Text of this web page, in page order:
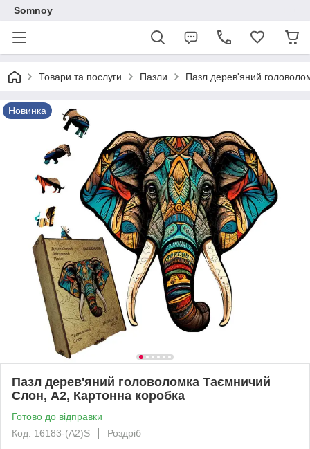
Somnoy
Товари та послуги Пазли Пазл дерев'яний
Новинка
Пазл дерев'яний головоломка Таємничий
Слон, А2, Картонна коробка
Готово до відправки
Код: 16183-(A2)S
Роздріб